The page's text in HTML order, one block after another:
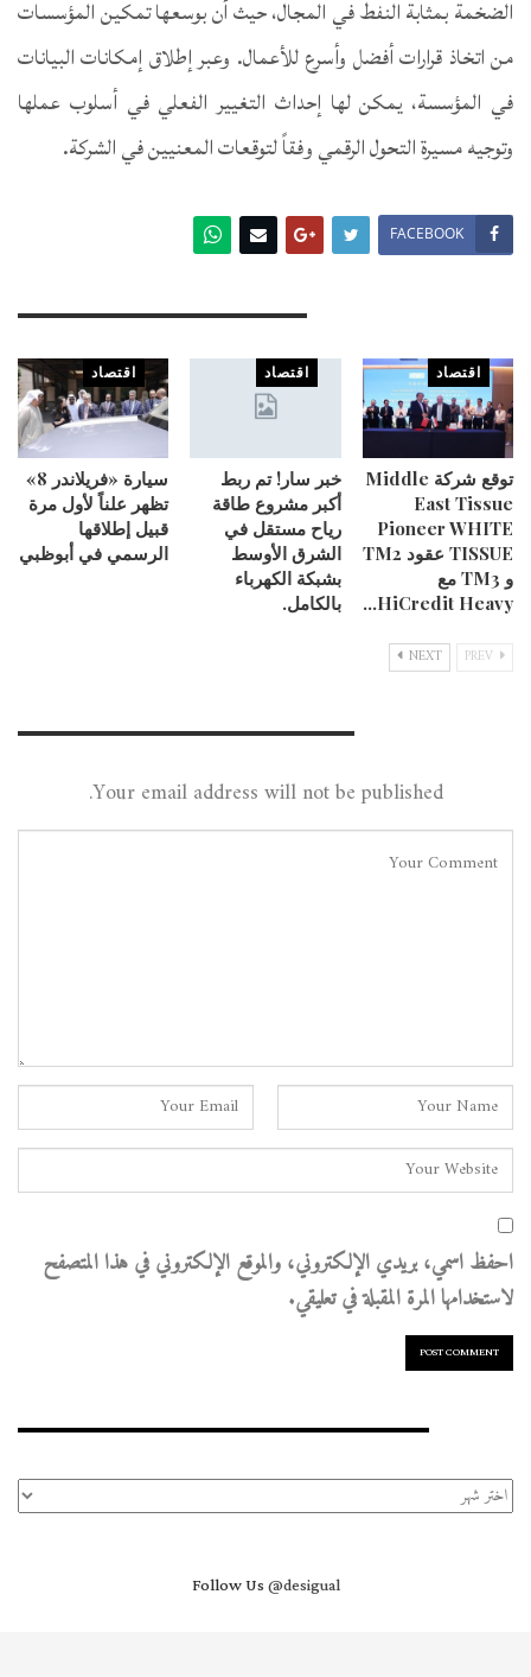
الضخمة بمثابة النفط في المجال، حيث أن بوسعها تمكين المؤسسات
من اتخاذ قرارات أفضل وأسرع للأعمال. وعبر إطلاق إمكانات البيانات
في المؤسسة، يمكن لها إحداث التغيير الفعلي في أسلوب عملها
وتوجيه مسيرة التحول الرقمي وفقاً لتوقعات المعنيين في الشركة.
FACEBOOK
اقتصاد
توقع شركة Middle
East Tissue
Pioneer WHITE
TISSUE عقود TM2
و TM3 مع
HiCredit Heavy…
اقتصاد
خبر سار! تم ربط
أكبر مشروع طاقة
رياح مستقل في
الشرق الأوسط
بشبكة الكهرباء
بالكامل.
اقتصاد
سيارة «فريلاندر 8»
تظهر علناً لأول مرة
قبيل إطلاقها
الرسمي في أبوظبي
NEXT
Your email address will not be published.
احفظ اسمي، بريدي الإلكتروني، والموقع الإلكتروني في هذا المتصفح
لاستخدامها المرة المقبلة في تعليقي.
الأرشيف
Follow Us@desigual